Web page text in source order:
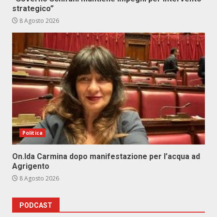
strategico”
8 Agosto 2026
Politica
On.Ida Carmina dopo manifestazione per l’acqua ad
Agrigento
8 Agosto 2026
PODCAST